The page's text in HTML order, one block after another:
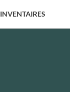
INVENTAIRES